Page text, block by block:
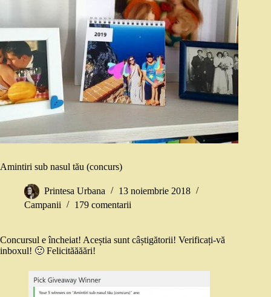
Amintiri sub nasul tău (concurs)
Printesa Urbana
13 noiembrie 2018
Campanii
179 comentarii
Concursul e încheiat! Aceștia sunt câștigătorii! Verificați-vă
inboxul! 🙂 Felicităăăări!